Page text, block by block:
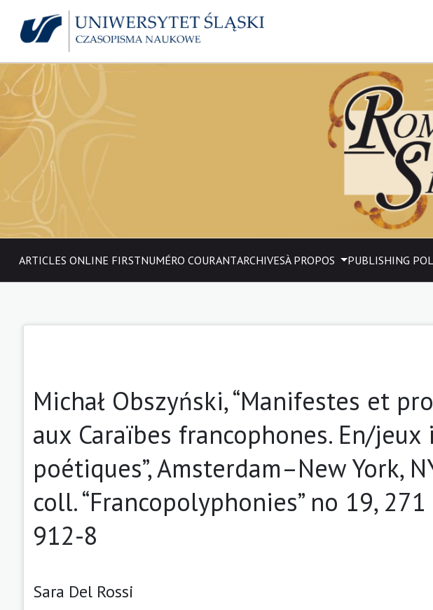
ARTICLES ONLINE FIRSTNUMÉRO COURANTARCHIVESÀ PROPOS PUBLISHING
Michał Obszyński, “Manifestes et
aux Caraïbes francophones. En/
poétiques”, Amsterdam–New York,
coll. “Francopolyphonies” no 19,
912-8
Sara Del Rossi